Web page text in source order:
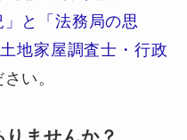
と「法務局の思
地家屋調査士・行政
い。